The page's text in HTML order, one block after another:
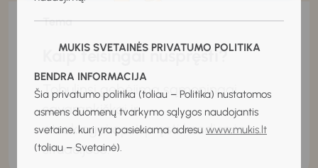
MUKIS SVETAINĖS PRIVATUMO POLITIKA
BENDRA INFORMACIJA
Šia privatumo politika (toliau – Politika) nustatomos
asmens duomenų tvarkymo sąlygos naudojantis
svetaine, kuri yra pasiekiama adresu www.mukis.lt
(toliau – Svetainė).
Tema
Kaip teisingai nuspręsti?
Tobulinsi gebėjimą sąmoningai,
savarankiškai ir
atsakingai apsispręsti kasdienėse
situacijose.